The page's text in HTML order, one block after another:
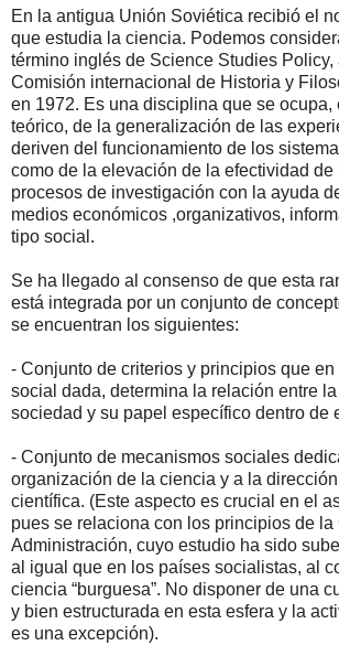
En la antigua Unión Soviética recibió el
que estudia la ciencia. Podemos
término inglés de Science Studies Policy,
Comisión internacional de Historia y
en 1972. Es una disciplina que se ocupa,
teórico, de la generalización de las
deriven del funcionamiento de los
como de la elevación de la efectividad
procesos de investigación con la ayuda
medios económicos ,organizativos,
tipo social.
Se ha llegado al consenso de que esta
está integrada por un conjunto de
se encuentran los siguientes:
- Conjunto de criterios y principios que en
social dada, determina la relación entre
sociedad y su papel específico dentro de
- Conjunto de mecanismos sociales
organización de la ciencia y a la
científica. (Este aspecto es crucial en el
pues se relaciona con los principios de la
Administración, cuyo estudio ha sido
al igual que en los países socialistas, al
ciencia “burguesa”. No disponer de una
y bien estructurada en esta esfera y la
es una excepción).